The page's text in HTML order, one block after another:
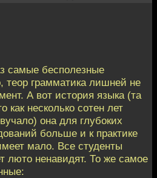
самые бесполезные
теор грамматика лишней не
А вот история языка (та
как несколько сотен лет
она для глубоких
больше и к практике
мало. Все студенты
люто ненавидят. То же самое